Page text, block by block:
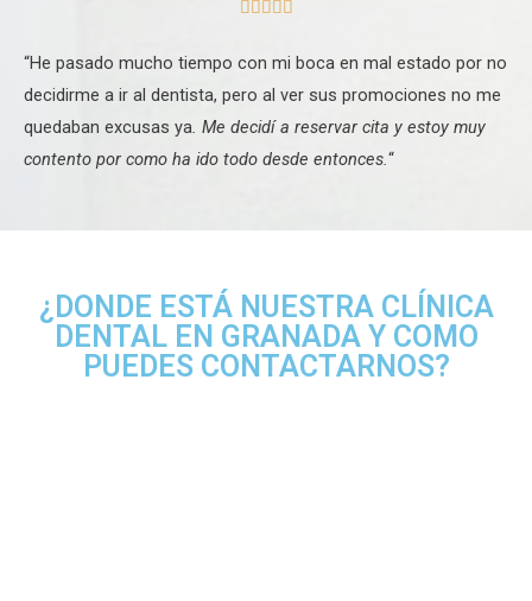
    
“He pasado mucho tiempo con mi boca en mal estado por no
decidirme a ir al dentista, pero al ver sus promociones no me
quedaban excusas ya. Me decidí a reservar cita y estoy muy
contento por como ha ido todo desde entonces.“
¿DONDE ESTÁ NUESTRA CLÍNICA
DENTAL EN GRANADA Y COMO
PUEDES CONTACTARNOS?